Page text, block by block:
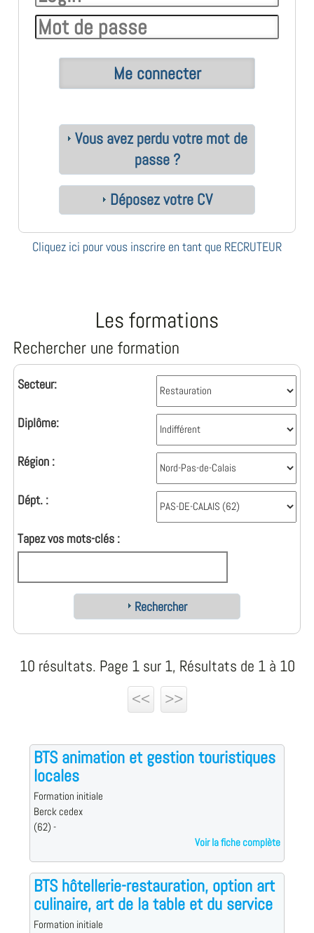
Vous avez perdu votre mot de
passe ?
Déposez votre CV
Cliquez ici pour vous inscrire en tant que RECRUTEUR
Les formations
Rechercher une formation
Secteur:
Diplôme:
Région :
Dépt. :
Tapez vos mots-clés :
Rechercher
10 résultats. Page 1 sur 1, Résultats de 1 à 10
<<
>>
BTS animation et gestion touristiques
locales
Formation initiale
Berck cedex
(62) -
Voir la fiche complète
BTS hôtellerie-restauration, option art
culinaire, art de la table et du service
Formation initiale